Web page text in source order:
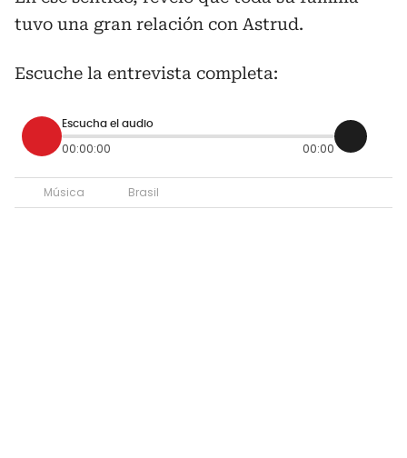
tuvo una gran relación con Astrud.
Escuche la entrevista completa:
Escucha el audio
00:00:00 00:00
Música Brasil